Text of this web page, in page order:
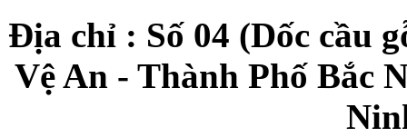
Địa chỉ : Số 04 (Dốc cầu
Vệ An - Thành Phố Bắc